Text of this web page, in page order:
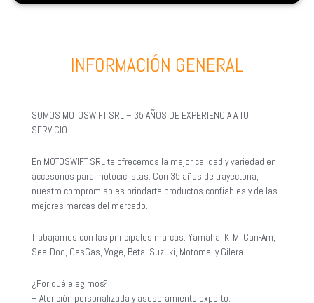
INFORMACIÓN GENERAL
SOMOS MOTOSWIFT SRL – 35 AÑOS DE EXPERIENCIA A TU
SERVICIO
En MOTOSWIFT SRL te ofrecemos la mejor calidad y variedad en
accesorios para motociclistas. Con 35 años de trayectoria,
nuestro compromiso es brindarte productos confiables y de las
mejores marcas del mercado.
Trabajamos con las principales marcas: Yamaha, KTM, Can-Am,
Sea-Doo, GasGas, Voge, Beta, Suzuki, Motomel y Gilera.
¿Por qué elegirnos?
– Atención personalizada y asesoramiento experto.